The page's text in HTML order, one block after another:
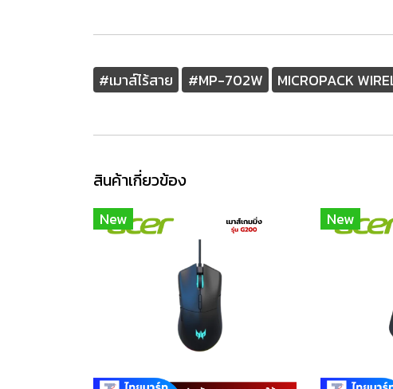
#เมาส์ไร้สาย #MP-702W MICROPACK
สินค้าเกี่ยวข้อง
New New